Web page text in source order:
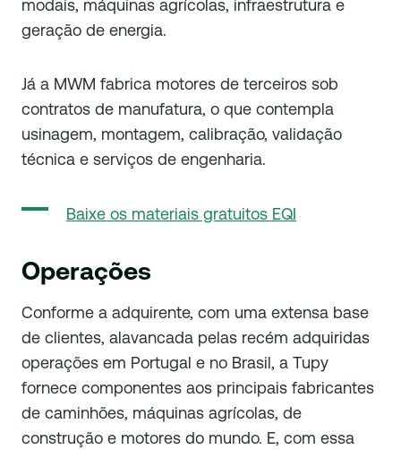
modais, máquinas agrícolas, infraestrutura e
geração de energia.
Já a MWM fabrica motores de terceiros sob
contratos de manufatura, o que contempla
usinagem, montagem, calibração, validação
técnica e serviços de engenharia.
Baixe os materiais gratuitos EQI
Operações
Conforme a adquirente, com uma extensa base
de clientes, alavancada pelas recém adquiridas
operações em Portugal e no Brasil, a Tupy
fornece componentes aos principais fabricantes
de caminhões, máquinas agrícolas, de
construção e motores do mundo. E, com essa